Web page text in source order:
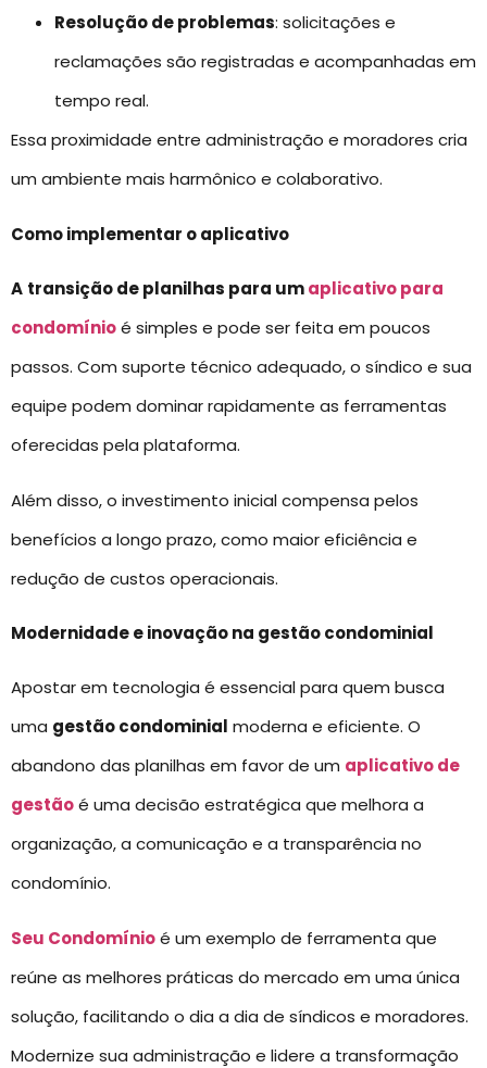
Resolução de problemas: solicitações e
reclamações são registradas e acompanhadas em
tempo real.
Essa proximidade entre administração e moradores cria
um ambiente mais harmônico e colaborativo.
Como implementar o aplicativo
A transição de planilhas para umaplicativo para
condomínioé simples e pode ser feita em poucos
passos. Com suporte técnico adequado, o síndico e sua
equipe podem dominar rapidamente as ferramentas
oferecidas pela plataforma.
Além disso, o investimento inicial compensa pelos
benefícios a longo prazo, como maior eficiência e
redução de custos operacionais.
Modernidade e inovação na gestão condominial
Apostar em tecnologia é essencial para quem busca
uma gestão condominial moderna e eficiente. O
abandono das planilhas em favor de um aplicativo de
gestãoé uma decisão estratégica que melhora a
organização, a comunicação e a transparência no
condomínio.
Seu Condomínioé um exemplo de ferramenta que
reúne as melhores práticas do mercado em uma única
solução, facilitando o dia a dia de síndicos e moradores.
Modernize sua administração e lidere a transformação